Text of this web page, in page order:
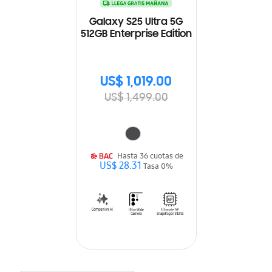
Galaxy S25 Ultra 5G
512GB Enterprise Edition
US$ 1,019.00
US$ 1,499.00
Hasta 36 cuotas de
US$ 28.31 Tasa 0%